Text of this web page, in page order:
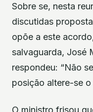
Sobre se, nesta
discutidas
opõe a este
salvaguarda, José
respondeu: “Não
posição altere-se o
O ministro frisou